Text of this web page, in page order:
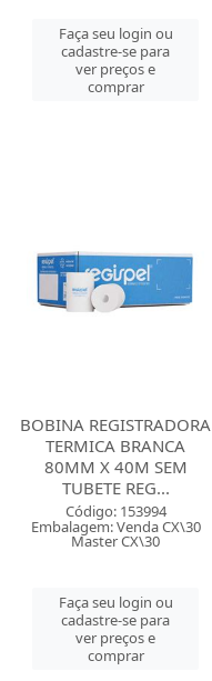
Faça seu login ou
cadastre-se para
ver preços e
comprar
BOBINA REGISTRADORA
TERMICA BRANCA
80MM X 40M SEM
TUBETE REG...
Código: 153994
Embalagem: Venda CX\30
Master CX\30
Faça seu login ou
cadastre-se para
ver preços e
comprar